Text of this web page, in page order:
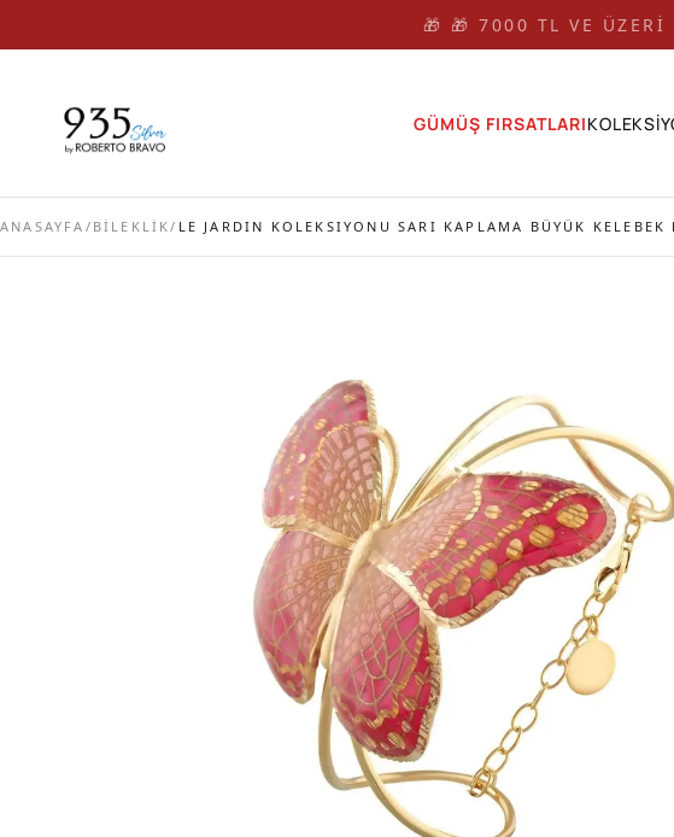
🎁 🎁 7000 TL VE ÜZERİ
GÜMÜŞ FIRSATLARI
ANASAYFA / BİLEKLİK/ LE JARDIN KOLEKSIYONU SARI KAPLAMA BÜYÜK KELEBEK